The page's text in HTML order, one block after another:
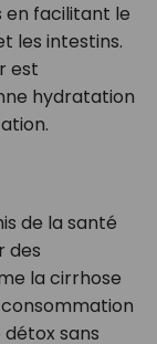
en facilitant le
les intestins.
est
hydratation
de la santé
des
la cirrhose
sans